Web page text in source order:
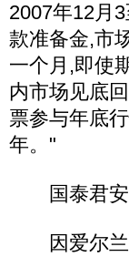
2007年12月
款准备金,市
一个月,即使
内市场见底
票参与年底
年。"
国泰君安:
因爱尔兰